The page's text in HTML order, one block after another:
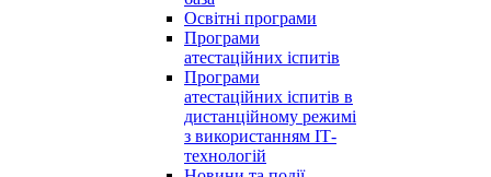
Освітні програми
Програми
атестаційних іспитів
Програми
атестаційних іспитів в
дистанційному режимі
з використанням ІТ-
технологій